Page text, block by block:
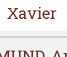
Xavier